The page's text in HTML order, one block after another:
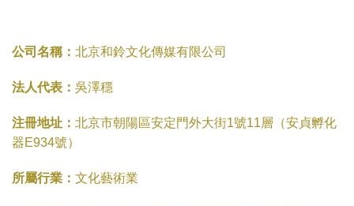
公司名稱： 北京和鈴文化傳媒有限公司
法人代表： 吳澤穩
注冊地址： 北京市朝陽區安定門外大街1號11層（安貞孵化
器E934號）
所屬行業： 文化藝術業